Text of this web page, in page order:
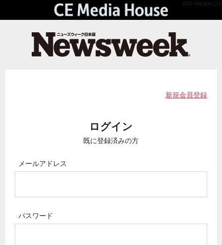
API Version 2.0
新規会員登録
ログイン
既に登録済みの方
メールアドレス
パスワード